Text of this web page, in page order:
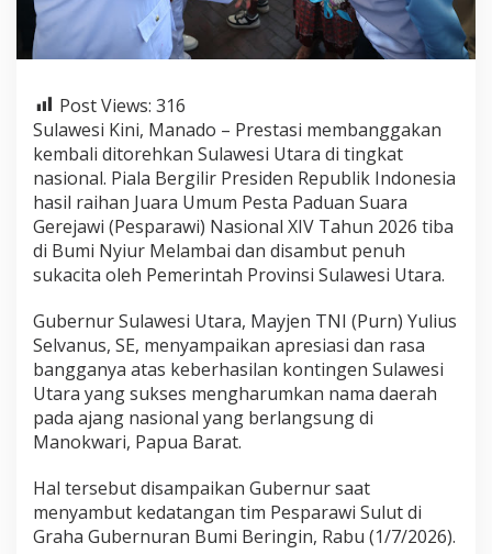
S
u
e
s
i
U
t
a
r
,
u
b
e
r
n
u
u
i
u
Post Views: 316
Sulawesi Kini, Manado – Prestasi membanggakan
kembali ditorehkan Sulawesi Utara di tingkat
nasional. Piala Bergilir Presiden Republik Indonesia
hasil raihan Juara Umum Pesta Paduan Suara
Gerejawi (Pesparawi) Nasional XIV Tahun 2026 tiba
di Bumi Nyiur Melambai dan disambut penuh
sukacita oleh Pemerintah Provinsi Sulawesi Utara.
Gubernur Sulawesi Utara, Mayjen TNI (Purn) Yulius
Selvanus, SE, menyampaikan apresiasi dan rasa
bangganya atas keberhasilan kontingen Sulawesi
Utara yang sukses mengharumkan nama daerah
pada ajang nasional yang berlangsung di
Manokwari, Papua Barat.
Hal tersebut disampaikan Gubernur saat
menyambut kedatangan tim Pesparawi Sulut di
Graha Gubernuran Bumi Beringin, Rabu (1/7/2026).